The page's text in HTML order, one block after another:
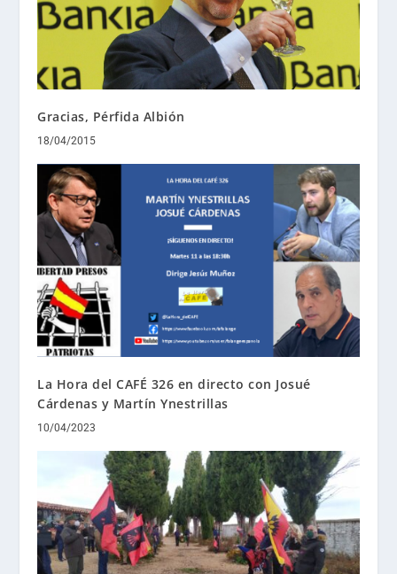
18/04/2015
La Hora del CAFÉ 326 en directo con Josué
Cárdenas y Martín Ynestrillas
10/04/2023